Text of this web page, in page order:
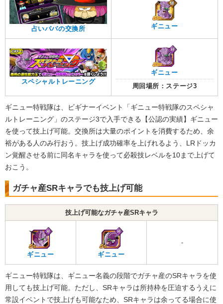
占いババの交換所 ギニュー
スペシャルトレーニング
ギニュー
周回場所：ステージ3
ギニュー特戦隊は、ビギナーイベント「ギニュー特戦隊のスペシャ
ルトレーニング」のステージ3で入手できる【公認の実績】ギニュー
を使って技上げ可能。交換所は大量のポイントを消費するため、余
裕がある人のみ行おう。技上げ成功確率を上げれるよう、LRドッカ
ン覚醒させる前に同名キャラを使って必殺技レベルを10まで上げて
おこう。
ガチャ産SRキャラでも技上げ可能
技上げ可能なガチャ産SRキャラ
ギニュー ギニュー
-
ギニュー特戦隊は、ギニュー名義の段階でガチャ産のSRキャラを使
用しても技上げ可能。ただし、SRキャラは所持枠を圧迫するうえに
常設イベントで技上げも可能なため、SRキャラは余ってる場合に使